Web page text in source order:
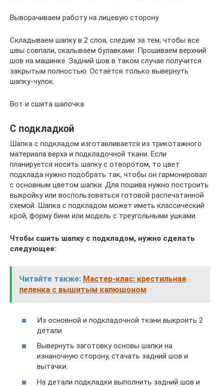
Выворачиваем работу на лицевую сторону.
Складываем шапку в 2 слоя, следим за тем, чтобы все
швы совпали, скалываем булавками. Прошиваем верхний
шов на машинке. Задний шов в таком случае получится
закрытым полностью. Остаётся только вывернуть
шапку-чулок.
Вот и сшита шапочка.
С подкладкой
Шапка с подкладом изготавливается из трикотажного
материала верха и подкладочной ткани. Если
планируется носить шапку с отворотом, то цвет
подклада нужно подобрать так, чтобы он гармонировал
с основным цветом шапки. Для пошива нужно построить
выкройку или воспользоваться готовой распечатанной
схемой. Шапка с подкладом может иметь классический
крой, форму бини или модель с треугольными ушками.
Чтобы сшить шапку с подкладом, нужно сделать
следующее:
Читайте также: Мастер-клас: крестильная
пеленка с вышитым капюшоном
Из основной и подкладочной ткани выкроить 2
детали.
Вывернуть заготовку основы шапки на
изнаночную сторону, стачать задний шов и
вытачки.
На детали подкладки выполнить задний шов и